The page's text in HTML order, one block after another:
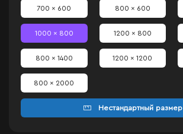
700 x 600 800 x 600
1000 x 800 1200 x 800
800 x 1400 1200 x 1200
800 x 2000
Нестандартный размер